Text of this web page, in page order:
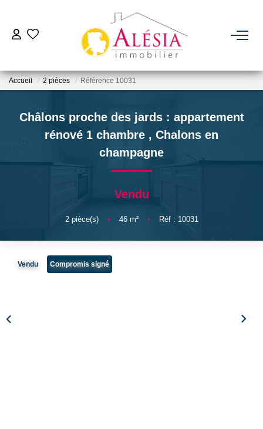
ACHETER
BIENS VENDUS / LOUÉS
NOTRE AGENCE
CONTACT
Accueil 2 pièces Référence 10031
Châlons proche des jards : appartement
rénové 1 chambre , Chalons en
champagne
Vendu
2pièce(s) • 46m² • Réf : 10031
Vendu Compromis signé